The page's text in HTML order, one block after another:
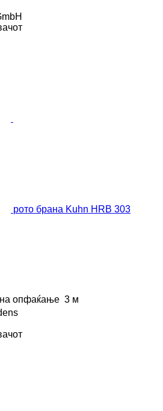
рото брана Kuhn HRB 303
опфаќање 3 м